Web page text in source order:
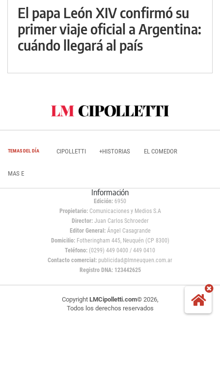
El papa León XIV confirmó su
primer viaje oficial a Argentina:
cuándo llegará al país
TEMAS DEL DÍA CIPOLLETTI +HISTORIAS EL COMEDOR
MAS E
Información
Edición: 6950
Propietario:Comunicaciones y Medios S.A
Director: Juan Carlos Schroeder
Editor General:Ángel Casagrande
Domicilio:Fotheringham 445, Neuquén (CP 8300)
Teléfono: (0299) 449 0400 / 449 0410
Contacto comercial: publicidad@lmneuquen.com.ar
Registro DNA: 123442625
Copyright LMCipolletti.com© 2026,
Todos los derechos reservados